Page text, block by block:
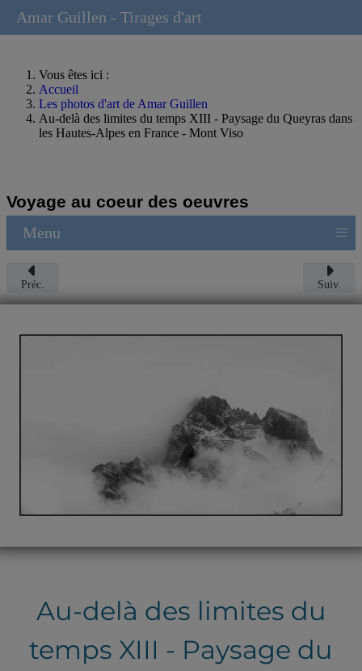
Vous êtes ici :
Accueil
Les photos d'art de Amar Guillen
Au-delà des limites du temps XIII - Paysage du Queyras dans
les Hautes-Alpes en France - Mont Viso
Voyage au coeur des oeuvres
Menu ≡
Préc. Suiv.
Au-delà des limites du
temps XIII - Paysage du
Amar Guillen - Tirages d'art